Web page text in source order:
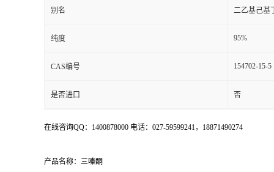
别名 二乙基己基
纯度 95%
CAS编号 154702-15-5
是否进口 否
在线咨询QQ：1400878000 电话：027-59599241，18871490274
产品名称：三嗪酮